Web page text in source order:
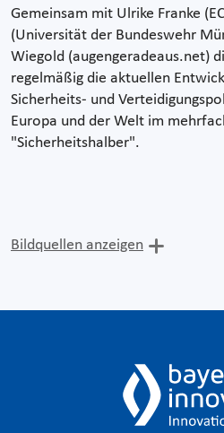
Gemeinsam mit Ulrike Franke
(Universität der Bundeswehr
Wiegold (augengeradeaus.net)
regelmäßig die aktuellen
Sicherheits- und
Europa und der Welt im
"Sicherheitshalber".
Bildquellen anzeigen